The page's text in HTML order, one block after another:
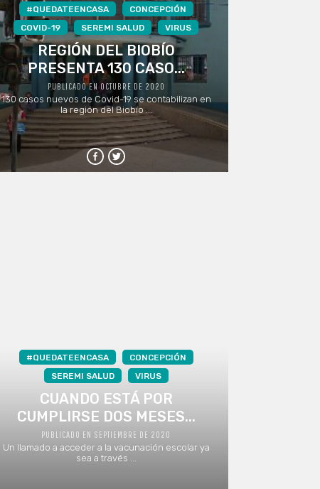
#QUEDATEENCASA
CONCEPCIÓN
COVID-19
SEREMI SALUD VIRUS
REGIÓN DEL BIOBÍO
PRESENTA 130 CASO...
PUBLICADO EN OCTUBRE DE 2020
130 casos nuevos de Covid-19 se contabilizan en
la región del Biobío ...
#QUEDATEENCASA
CONCEPCIÓN
SEREMI SALUD
VIRUS
CUANDO ESTÁ POR
CUMPLIRSE DOS MESES...
PUBLICADO EN SEPTIEMBRE DE 2020
Un llamado a acceder a la vacunación escolar ya
sea a través ...